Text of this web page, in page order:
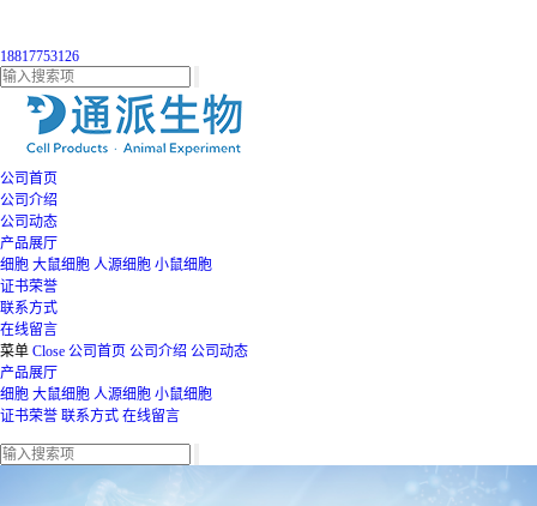
18817753126
公司首页
公司介绍
公司动态
产品展厅
细胞 大鼠细胞 人源细胞 小鼠细胞
证书荣誉
联系方式
在线留言
菜单 Close 公司首页 公司介绍 公司动态
产品展厅
细胞 大鼠细胞 人源细胞 小鼠细胞
证书荣誉 联系方式 在线留言